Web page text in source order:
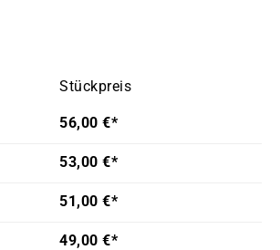
Stückpreis
56,00 €*
53,00 €*
51,00 €*
49,00 €*